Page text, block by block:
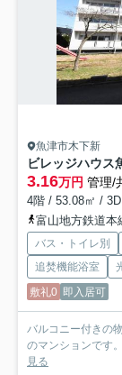
魚津市木下新
ビレッジハウス
3.16万円 管理/
4階 / 53.08㎡ /
富山地方鉄道本
バス・トイレ別
追焚機能浴室
敷礼0 即入居可
バルコニー付きの
のマンションです
見る